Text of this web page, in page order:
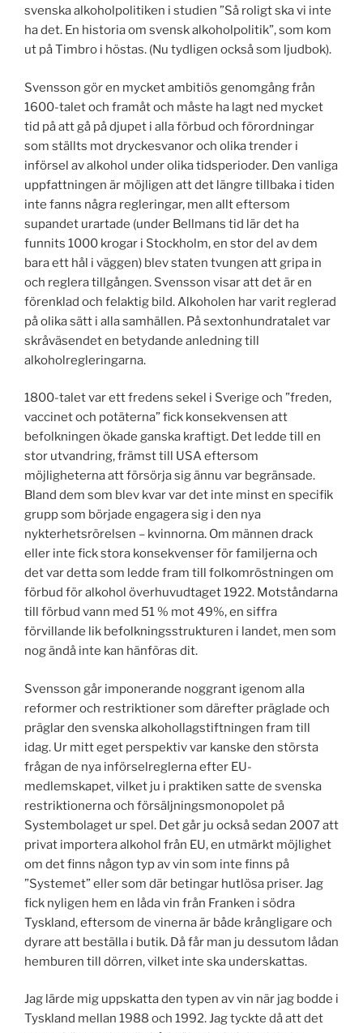
svenska alkoholpolitiken i studien ”Så roligt ska vi inte
ha det. En historia om svensk alkoholpolitik”, som kom
ut på Timbro i höstas. (Nu tydligen också som ljudbok).
Svensson gör en mycket ambitiös genomgång från
1600-talet och framåt och måste ha lagt ned mycket
tid på att gå på djupet i alla förbud och förordningar
som ställts mot dryckesvanor och olika trender i
införsel av alkohol under olika tidsperioder. Den vanliga
uppfattningen är möjligen att det längre tillbaka i tiden
inte fanns några regleringar, men allt eftersom
supandet urartade (under Bellmans tid lär det ha
funnits 1000 krogar i Stockholm, en stor del av dem
bara ett hål i väggen) blev staten tvungen att gripa in
och reglera tillgången. Svensson visar att det är en
förenklad och felaktig bild. Alkoholen har varit reglerad
på olika sätt i alla samhällen. På sextonhundratalet var
skråväsendet en betydande anledning till
alkoholregleringarna.
1800-talet var ett fredens sekel i Sverige och ”freden,
vaccinet och potäterna” fick konsekvensen att
befolkningen ökade ganska kraftigt. Det ledde till en
stor utvandring, främst till USA eftersom
möjligheterna att försörja sig ännu var begränsade.
Bland dem som blev kvar var det inte minst en specifik
grupp som började engagera sig i den nya
nykterhetsrörelsen – kvinnorna. Om männen drack
eller inte fick stora konsekvenser för familjerna och
det var detta som ledde fram till folkomröstningen om
förbud för alkohol överhuvudtaget 1922. Motståndarna
till förbud vann med 51 % mot 49%, en siffra
förvillande lik befolkningsstrukturen i landet, men som
nog ändå inte kan hänföras dit.
Svensson går imponerande noggrant igenom alla
reformer och restriktioner som därefter präglade och
präglar den svenska alkohollagstiftningen fram till
idag. Ur mitt eget perspektiv var kanske den största
frågan de nya införselreglerna efter EU-
medlemskapet, vilket ju i praktiken satte de svenska
restriktionerna och försäljningsmonopolet på
Systembolaget ur spel. Det går ju också sedan 2007 att
privat importera alkohol från EU, en utmärkt möjlighet
om det finns någon typ av vin som inte finns på
”Systemet” eller som där betingar hutlösa priser. Jag
fick nyligen hem en låda vin från Franken i södra
Tyskland, eftersom de vinerna är både krångligare och
dyrare att beställa i butik. Då får man ju dessutom lådan
hemburen till dörren, vilket inte ska underskattas.
Jag lärde mig uppskatta den typen av vin när jag bodde i
Tyskland mellan 1988 och 1992. Jag tyckte då att det